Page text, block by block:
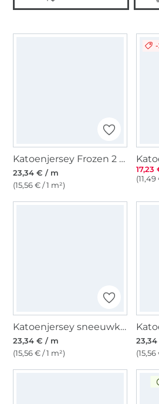
Katoenjersey Frozen 2 Elsa en Anna, paars
23,34 € / m
(15,56 € / 1 m²)
Katoenjersey sneeuwkoningin Elsa, turquoise
23,34 € / m
(15,56 € / 1 m²)